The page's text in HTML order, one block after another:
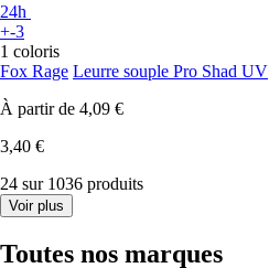
24h
+-3
1 coloris
Fox Rage Leurre souple Pro Shad UV
À partir de 4,09 €
3,40 €
24 sur 1036 produits
Voir plus
Toutes nos marques